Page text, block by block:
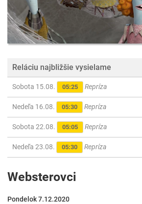
Reláciu najbližšie vysielame
Sobota 15.08. 05:25 Repríza
Nedeľa 16.08. 05:30 Repríza
Sobota 22.08. 05:05 Repríza
Nedeľa 23.08. 05:30 Repríza
Websterovci
Pondelok 7.12.2020